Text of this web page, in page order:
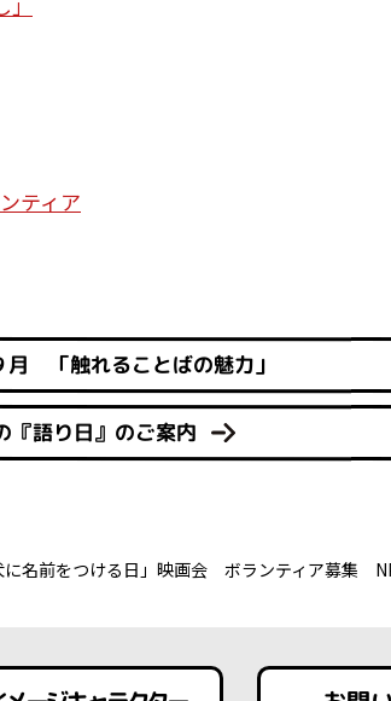
ティア
月 「触れることばの魅力」
『語り日』のご案内
に名前をつける日」映画会 ボランティア募集